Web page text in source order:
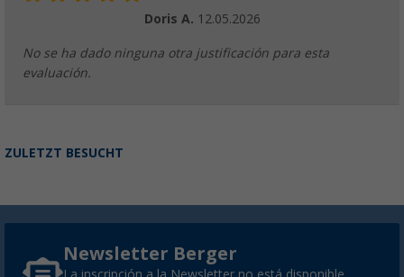
Doris A. 12.05.2026
No se ha dado ninguna otra justificación para esta
evaluación.
ZULETZT BESUCHT
Newsletter Berger